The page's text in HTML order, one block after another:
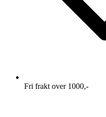
Fri frakt over 1000,-